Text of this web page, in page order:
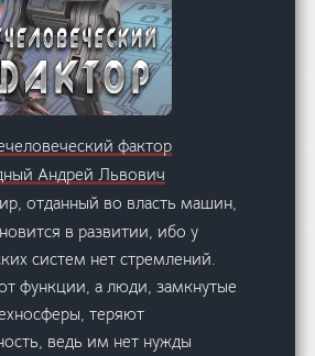
фактор
Андрей Львович
отданный во власть машин,
в развитии, ибо у
систем нет стремлений.
функции, а люди, замкнутые
теряют
ведь им нет нужды